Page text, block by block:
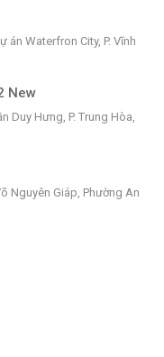
án Waterfron City, P. Vĩnh
New
Duy Hưng, P. Trung Hòa,
Nguyên Giáp, Phường An